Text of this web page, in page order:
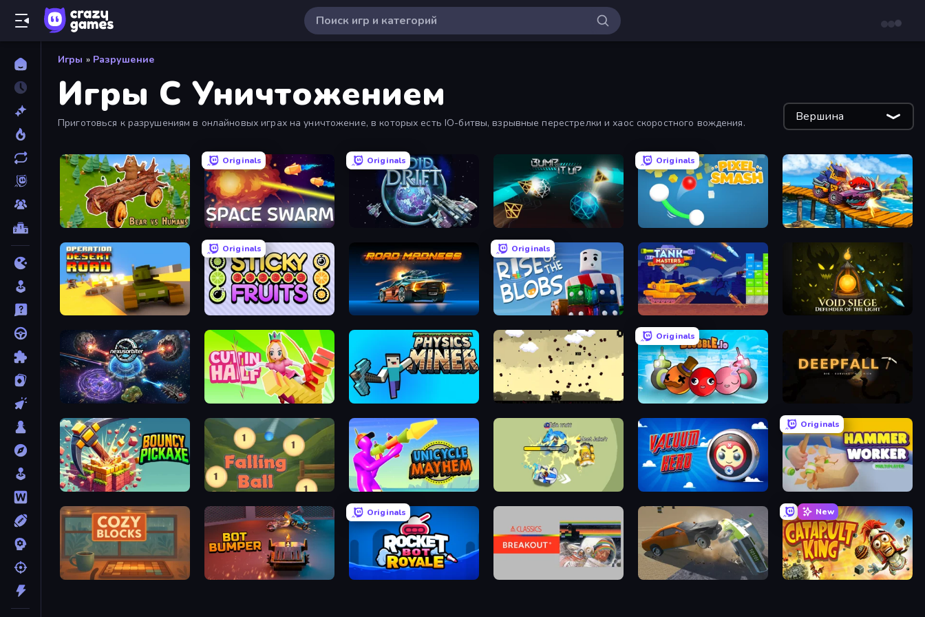
Игры » Разрушение
Игры С Уничтожением
Приготовься к разрушениям в онлайновых играх на уничтожение, в которых есть IO-битвы, взрывные перестрелки и хаос скоростного вождения. Вершина
Bear vs Humans
Originals
Space Swarm
Originals
Void Drift Bump It Up
Originals
Pixel Smash Car Eats Car: Sea Adventure
Operation Desert Road
Originals
Road Madness
Originals
Rise of the Blobs Tank Masters - Idle Tanks Void Siege
Nexusorbiter Cut In Half Physics Miner 10 Bullets - HTML 5
Originals
Blubble.io
Bouncy Pickaxe Falling Ball Unicycle Mayhem Vacuum Hero: Mafia
Originals
Hammer Worker
Cozy Blocks Bot Bumper
Originals
Rocket Bot Royale Xtreme Demolition Arena Derby
New
Catapult King